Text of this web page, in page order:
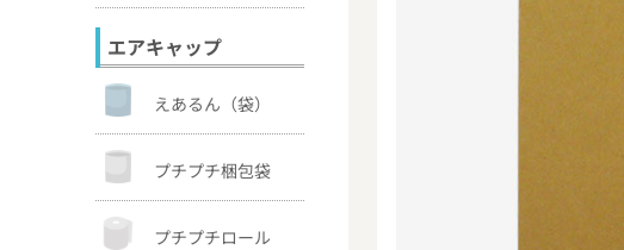
エアキャップ
えあるん（袋）
プチプチ梱包袋
プチプチロール